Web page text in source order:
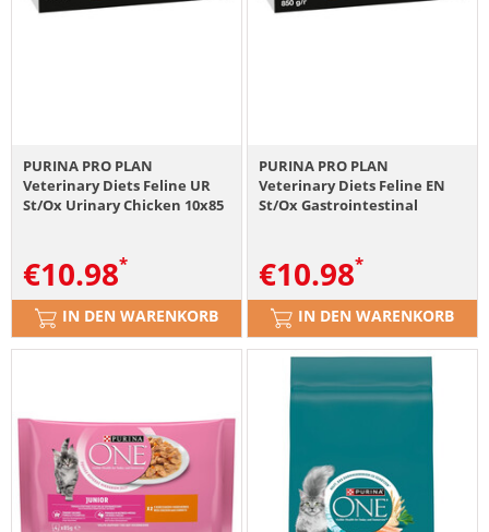
PURINA PRO PLAN
Veterinary Diets Feline UR
St/Ox Urinary Chicken 10x85
€10.98
IN DEN WARENKORB
PURINA PRO PLAN
Veterinary Diets Feline EN
St/Ox Gastrointestinal
€10.98
IN DEN WARENKORB